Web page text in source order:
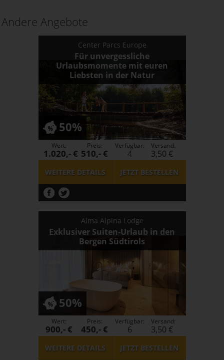
Andere Angebote
Center Parcs Europe
Für unvergessliche
Urlaubsmomente mit euren
Liebsten in der Natur
50%
WEITERE DETAILS JETZTBESTELLEN
Wert:
1.020,- €
Preis:
510,- €
Verfügbar:
4
Versand:
3,50 €
Alma Alpina Lodge
Exklusiver Suiten-Urlaub in den
Bergen Südtirols
50%
WEITERE DETAILS JETZTBESTELLEN
Wert:
900,- €
Preis:
450,- €
Verfügbar:
6
Versand:
3,50 €